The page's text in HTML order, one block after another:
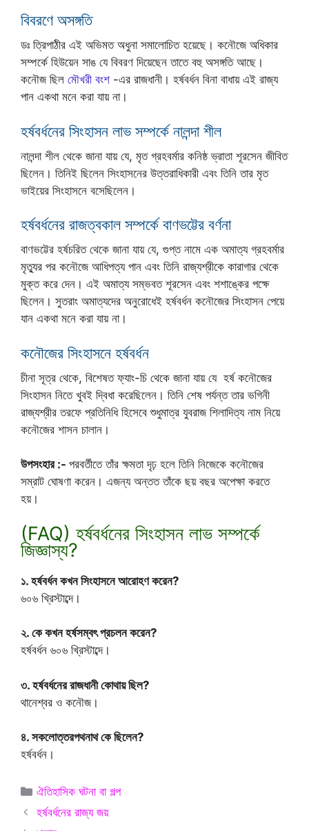
বিবরণে অসঙ্গতি
ডঃ ত্রিপাঠীর এই অভিমত অধুনা সমালোচিত হয়েছে। কনৌজে অধিকার
সম্পর্কে হিউয়েন সাঙ যে বিবরণ দিয়েছেন তাতে বহু অসঙ্গতি আছে।
কনৌজ ছিল মৌখরী বংশ -এর রাজধানী। হর্ষবর্ধন বিনা বাধায় এই রাজ্য
পান একথা মনে করা যায় না।
হর্ষবর্ধনের সিংহাসন লাভ সম্পর্কে নালন্দা শীল
নালন্দা শীল থেকে জানা যায় যে, মৃত গ্রহবর্মার কনিষ্ঠ ভ্রাতা শূরসেন জীবিত
ছিলেন। তিনিই ছিলেন সিংহাসনের উত্তরাধিকারী এবং তিনি তার মৃত
ভাইয়ের সিংহাসনে বসেছিলেন।
হর্ষবর্ধনের রাজত্বকাল সম্পর্কে বাণভট্টের বর্ণনা
বাণভট্টের হর্ষচরিত থেকে জানা যায় যে, গুপ্ত নামে এক অমাত্য গ্রহবর্মার
মৃত্যুর পর কনৌজে আধিপত্য পান এবং তিনি রাজ্যশ্রীকে কারাগার থেকে
মুক্ত করে দেন। এই অমাত্য সম্ভবত শূরসেন এবং শশাঙ্কের পক্ষে
ছিলেন। সুতরাং অমাত্যদের অনুরোধেই হর্ষবর্ধন কনৌজের সিংহাসন পেয়ে
যান একথা মনে করা যায় না।
কনৌজের সিংহাসনে হর্ষবর্ধন
চীনা সূত্র থেকে, বিশেষত ফ্যাং-চি থেকে জানা যায় যে হর্ষ কনৌজের
সিংহাসন নিতে খুবই দ্বিধা করেছিলেন। তিনি শেষ পর্যন্ত তার ভগিনী
রাজ্যশ্রীর তরফে প্রতিনিধি হিসেবে শুধুমাত্র যুবরাজ শিলাদিত্য নাম নিয়ে
কনৌজের শাসন চালান।
উপসংহার :- পরবর্তীতে তাঁর ক্ষমতা দৃঢ় হলে তিনি নিজেকে কনৌজের
সম্রাট ঘোষণা করেন। এজন্য অন্তত তাঁকে ছয় বছর অপেক্ষা করতে
হয়।
(FAQ) হর্ষবর্ধনের সিংহাসন লাভ সম্পর্কে
জিজ্ঞাস্য?
১. হর্ষবর্ধন কখন সিংহাসনে আরোহণ করেন?
৬০৬ খ্রিস্টাব্দে।
২. কে কখন হর্ষসম্বৎ প্রচলন করেন?
হর্ষবর্ধন ৬০৬ খ্রিস্টাব্দে।
৩. হর্ষবর্ধনের রাজধানী কোথায় ছিল?
থানেশ্বর ও কনৌজ।
৪. সকলোত্তরপথনাথ কে ছিলেন?
হর্ষবর্ধন।
Categories
ঐতিহাসিক ঘটনা বা গল্প
হর্ষবর্ধনের রাজ্য জয়